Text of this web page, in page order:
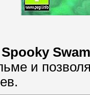
и